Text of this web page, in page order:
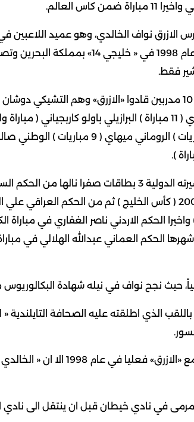
كاس العالم.
الازرق نواف الخالدي، وهو عميد
الازرق « احتياط « في عام 1998 في
فقط.
ونال الخالدي في مسيرته الدولية 3 بطاقات
حيث نجح نواف في نيله شهادة البكالوريوس من
باللقب الذي اطلقته عليه الصحافة
في نادي خيطان قبل ان ينتقل الى نادي القادسية في